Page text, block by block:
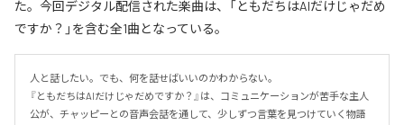
た。今回デジタル配信された楽曲は、「ともだちはAIだけじゃだめ
ですか？」を含む全1曲となっている。
人と話したい。でも、何を話せばいいのかわからない。
『ともだちはAIだけじゃだめですか？』は、コミュニケーションが苦手な主人
公が、チャッピーとの音声会話を通して、少しずつ言葉を見つけていく物語